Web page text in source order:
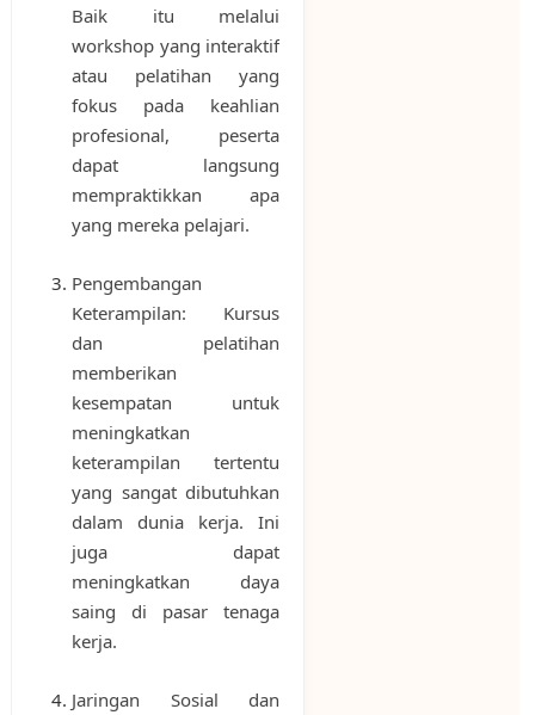
Baik itu melalui
workshop yang interaktif
atau pelatihan yang
fokus pada keahlian
profesional, peserta
dapat langsung
mempraktikkan apa
yang mereka pelajari.
Pengembangan
Keterampilan: Kursus
dan pelatihan
memberikan
kesempatan untuk
meningkatkan
keterampilan tertentu
yang sangat dibutuhkan
dalam dunia kerja. Ini
juga dapat
meningkatkan daya
saing di pasar tenaga
kerja.
Jaringan Sosial dan